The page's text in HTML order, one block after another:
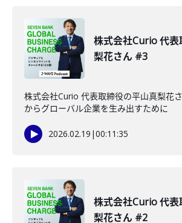
株式会社Curio 代表
梨花さん #3
株式会社Curio 代表取締役の平山真梨花
からグローバル企業を生み出すために
2026.02.19 |00:11:35
株式会社Curio 代表
梨花さん #2